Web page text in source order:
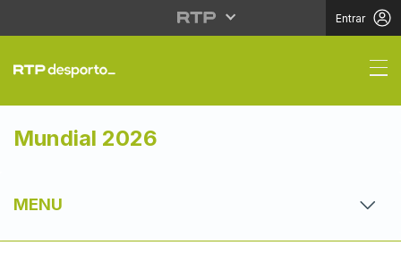
Entrar
Selecionador
Mundial 2026
MENU